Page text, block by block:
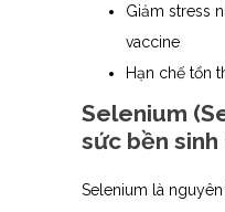
Giảm stress
vaccine
Hạn chế tổn
Selenium
sức bền sinh
Selenium là